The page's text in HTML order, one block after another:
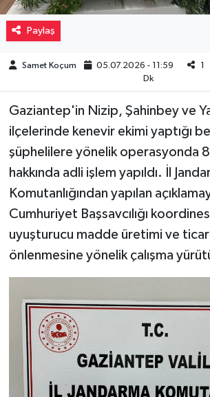
Paylaş
Samet Koçum 05.07.2026 - 11:59 1
Dk
Gaziantep'in Nizip, Şahinbey ve
ilçelerinde kenevir ekimi yaptığı
şüphelilere yönelik operasyonda
hakkında adli işlem yapıldı. İl
Komutanlığından yapılan
Cumhuriyet Başsavcılığı
uyuşturucu madde üretimi ve
önlenmesine yönelik çalışma
Sağlık
Teknoloji
Türkiye
Video Haber
Yaşam
Yeme-İçme
Yemek